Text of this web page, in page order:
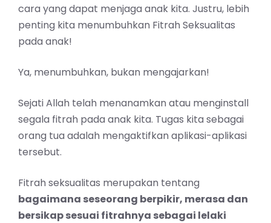
cara yang dapat menjaga anak kita. Justru, lebih
penting kita menumbuhkan Fitrah Seksualitas
pada anak!
Ya, menumbuhkan, bukan mengajarkan!
Sejati Allah telah menanamkan atau menginstall
segala fitrah pada anak kita. Tugas kita sebagai
orang tua adalah mengaktifkan aplikasi-aplikasi
tersebut.
Fitrah seksualitas merupakan tentang
bagaimana seseorang berpikir, merasa dan
bersikap sesuai fitrahnya sebagai lelaki